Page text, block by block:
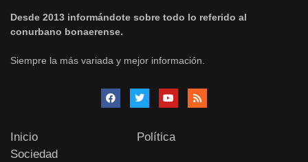
Desde 2013 informándote sobre todo lo referido al
conurbano bonaerense.
Siempre la más variada y mejor información.
Inicio
Política
Sociedad